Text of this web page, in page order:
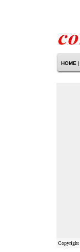
HOME |
Copyright